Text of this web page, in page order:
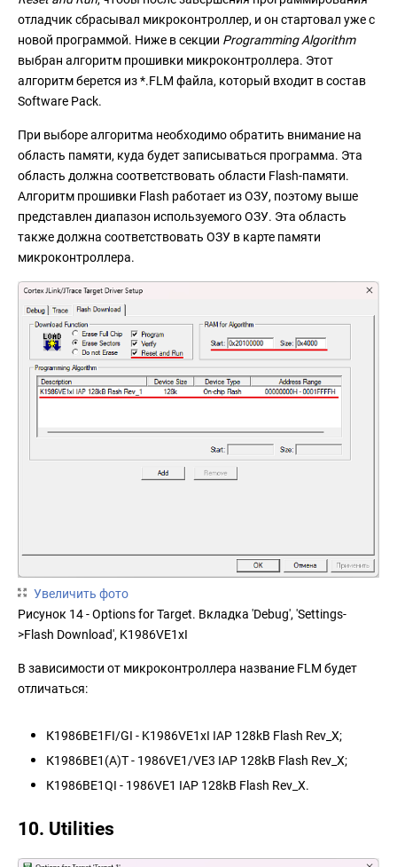
отладчик сбрасывал микроконтроллер, и он стартовал уже с
новой программой. Ниже в секции Programming Algorithm
выбран алгоритм прошивки микроконтроллера. Этот
алгоритм берется из *.FLM файла, который входит в состав
Software Pack.
При выборе алгоритма необходимо обратить внимание на
область памяти, куда будет записываться программа. Эта
область должна соответствовать области Flash-памяти.
Алгоритм прошивки Flash работает из ОЗУ, поэтому выше
представлен диапазон используемого ОЗУ. Эта область
также должна соответствовать ОЗУ в карте памяти
микроконтроллера.
Увеличить фото
Рисунок 14 - Options for Target. Вкладка 'Debug', 'Settings-
>Flash Download', K1986VE1xI
В зависимости от микроконтроллера название FLM будет
отличаться:
К1986ВЕ1FI/GI - K1986VE1xI IAP 128kB Flash Rev_X;
К1986ВЕ1(А)Т - 1986VE1/VE3 IAP 128kB Flash Rev_X;
К1986ВЕ1QI - 1986VE1 IAP 128kB Flash Rev_X.
10. Utilities